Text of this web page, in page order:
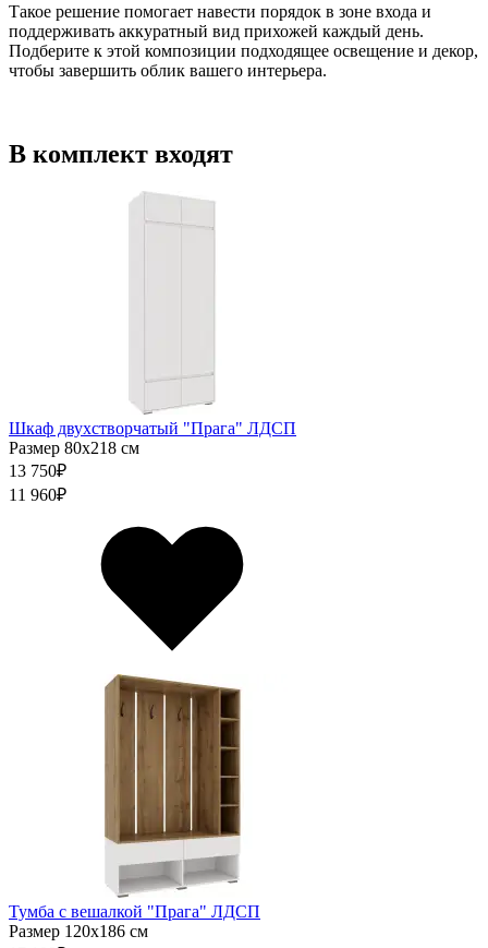
Такое решение помогает навести порядок в зоне входа и
поддерживать аккуратный вид прихожей каждый день.
Подберите к этой композиции подходящее освещение и декор,
чтобы завершить облик вашего интерьера.
В комплект входят
Шкаф двухстворчатый "Прага" ЛДСП
Размер 80х218 см
13 750₽
11 960₽
Тумба с вешалкой "Прага" ЛДСП
Размер 120х186 см